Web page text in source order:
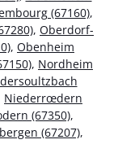
(67160),
, Oberdorf-
, Obenheim
, Nordheim
Niederrœdern
(67350),
(67207),